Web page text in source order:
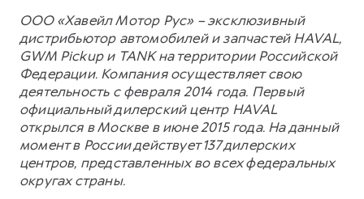
ООО «Хавейл Мотор Рус» – эксклюзивный
дистрибьютор автомобилей и запчастей HAVAL,
GWM Pickup и TANK на территории Российской
Федерации. Компания осуществляет свою
деятельность с февраля 2014 года. Первый
официальный дилерский центр HAVAL
открылся в Москве в июне 2015 года. На данный
момент в России действует 137 дилерских
центров, представленных во всех федеральных
округах страны.